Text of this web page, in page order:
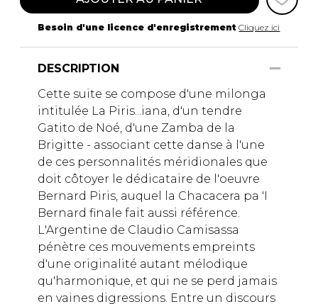
Besoin d'une licence d'enregistrement Cliquez ici
DESCRIPTION
Cette suite se compose d'une milonga
intitulée La Piris...iana, d'un tendre
Gatito de Noé, d'une Zamba de la
Brigitte - associant cette danse à l'une
de ces personnalités méridionales que
doit côtoyer le dédicataire de l'oeuvre
Bernard Piris, auquel la Chacacera pa 'I
Bernard finale fait aussi référence.
L'Argentine de Claudio Camisassa
pénètre ces mouvements empreints
d'une originalité autant mélodique
qu'harmonique, et qui ne se perd jamais
en vaines digressions. Entre un discours